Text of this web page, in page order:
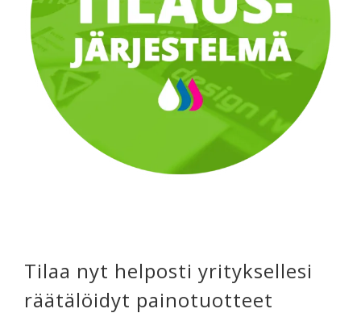
Tilaa nyt helposti yrityksellesi
räätälöidyt painotuotteet